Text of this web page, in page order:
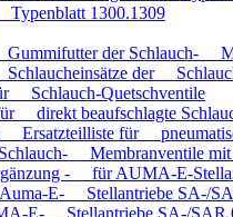
1300.1309
der Schlauch-
der
Schlauch-Quetschventile
für direkt beaufschlagte
Ersatzteilliste für
Schlauch- Membranventile
- für AUMA-E-
E- Stellantriebe SA-/
E- Stellantriebe SA-/SAR